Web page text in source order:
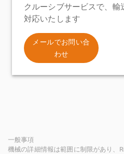
クルーシブサービスで、輸
対応いたします
メールでお問い合
わせ
一般事項
機械の詳細情報は範囲に制限があり、